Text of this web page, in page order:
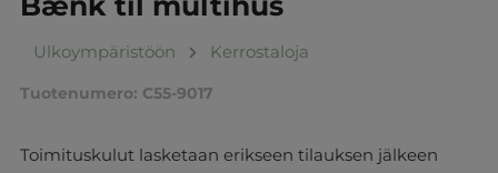
Ulkoympäristöön Kerrostaloja
Tuotenumero: C55-9017
Toimituskulut lasketaan erikseen tilauksen jälkeen